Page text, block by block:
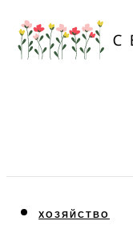
ХОЗЯЙСТВО